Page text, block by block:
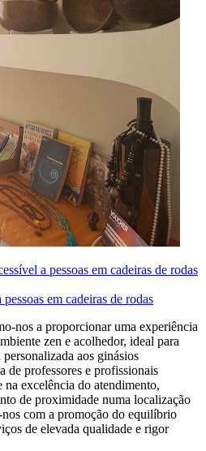
a pessoas em cadeiras de rodas
em cadeiras de rodas
nos a proporcionar uma experiência
zen e acolhedor, ideal para
aos ginásios
de professores e profissionais
excelência do atendimento,
de proximidade numa localização
com a promoção do equilíbrio
de elevada qualidade e rigor